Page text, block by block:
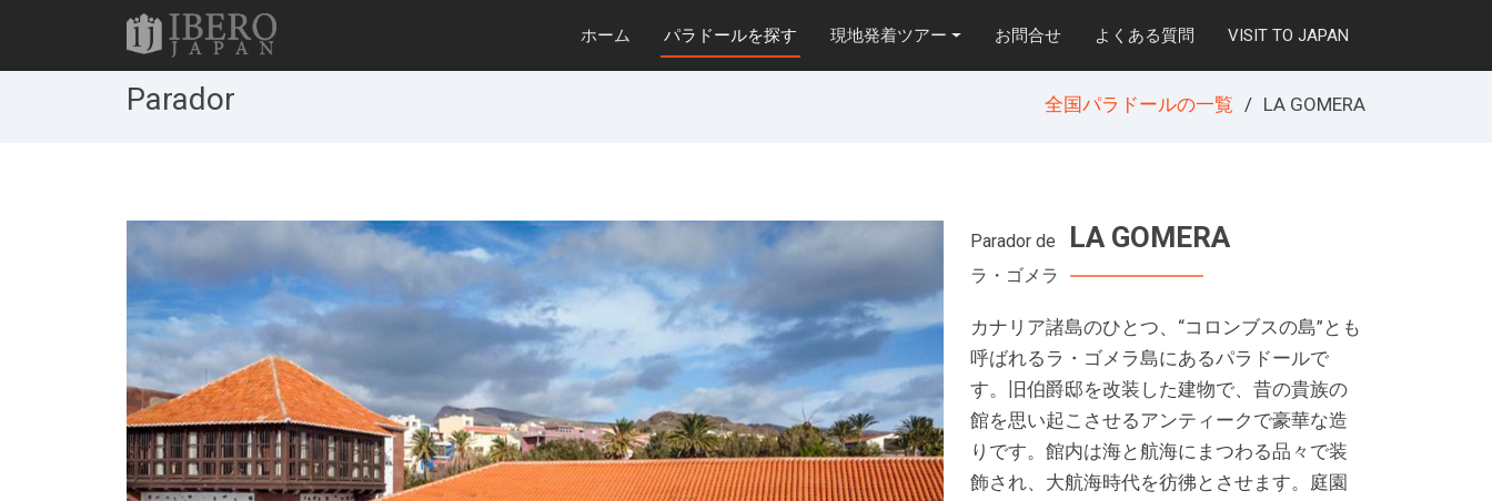
ホーム パラドールを探す 現地発着ツアー お問合せ よくある質問 VISIT TO JAPAN
Parador 全国パラドールの一覧 LA GOMERA
Parador de LA GOMERA
ラ・ゴメラ
カナリア諸島のひとつ、“コロンブスの島”とも
呼ばれるラ・ゴメラ島にあるパラドールで
す。旧伯爵邸を改装した建物で、昔の貴族の
館を思い起こさせるアンティークで豪華な造
りです。館内は海と航海にまつわる品々で装
飾され、大航海時代を彷彿とさせます。庭園